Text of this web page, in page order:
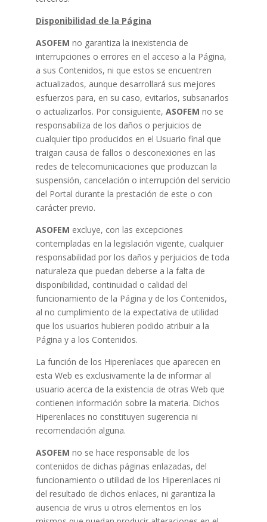
Disponibilidad de la Página
ASOFEM no garantiza la inexistencia de
interrupciones o errores en el acceso a la Página,
a sus Contenidos, ni que estos se encuentren
actualizados, aunque desarrollará sus mejores
esfuerzos para, en su caso, evitarlos, subsanarlos
o actualizarlos. Por consiguiente, ASOFEM no se
responsabiliza de los daños o perjuicios de
cualquier tipo producidos en el Usuario final que
traigan causa de fallos o desconexiones en las
redes de telecomunicaciones que produzcan la
suspensión, cancelación o interrupción del servicio
del Portal durante la prestación de este o con
carácter previo.
ASOFEM excluye, con las excepciones
contempladas en la legislación vigente, cualquier
responsabilidad por los daños y perjuicios de toda
naturaleza que puedan deberse a la falta de
disponibilidad, continuidad o calidad del
funcionamiento de la Página y de los Contenidos,
al no cumplimiento de la expectativa de utilidad
que los usuarios hubieren podido atribuir a la
Página y a los Contenidos.
La función de los Hiperenlaces que aparecen en
esta Web es exclusivamente la de informar al
usuario acerca de la existencia de otras Web que
contienen información sobre la materia. Dichos
Hiperenlaces no constituyen sugerencia ni
recomendación alguna.
ASOFEM no se hace responsable de los
contenidos de dichas páginas enlazadas, del
funcionamiento o utilidad de los Hiperenlaces ni
del resultado de dichos enlaces, ni garantiza la
ausencia de virus u otros elementos en los